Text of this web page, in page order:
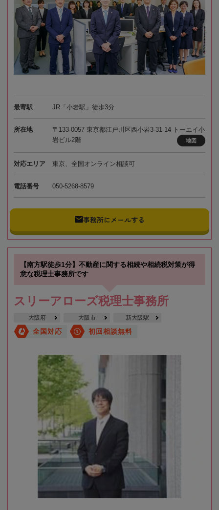
最寄駅 JR「小岩駅」徒歩3分
所在地
〒133-0057 東京都江戸川区西小岩3-31-14 トーエイ小
岩ビル2階
地図
対応エリア 東京、全国オンライン相談可
電話番号 050-5268-8579
事務所にメールする
【南方駅徒歩1分】不動産に関する相続や相続税対策が得
意な税理士事務所です
スリーアローズ税理士事務所
大阪府 大阪市 新大阪駅
全国対応 初回相談無料